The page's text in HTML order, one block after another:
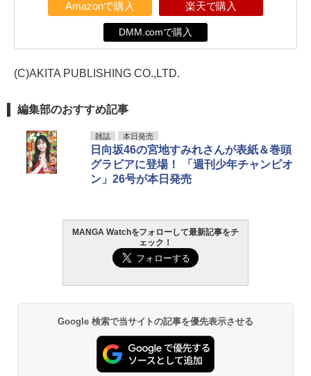
Amazonで購入 楽天で購入
DMM.comで購入
(C)AKITA PUBLISHING CO.,LTD.
編集部のおすすめ記事
雑誌 本日発売
日向坂46の宮地すみれさんが表紙＆巻頭
グラビアに登場！ 「週刊少年チャンピオ
ン」26号が本日発売
MANGA Watchをフォローして最新記事をチ
ェック！
Google 検索で当サイトの記事を優先表示させる